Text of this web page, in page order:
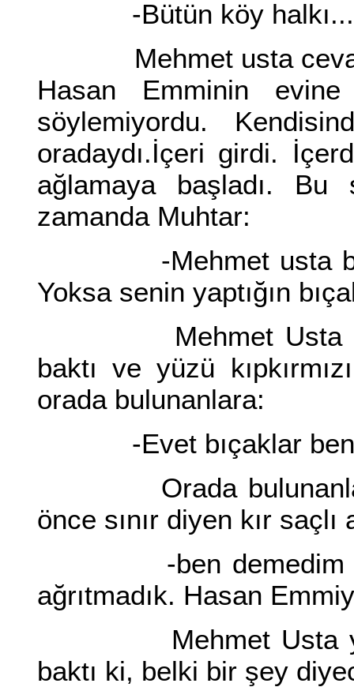
-Bütün köy
Mehmet usta cevap
Hasan Emminin
söylemiyordu.
oradaydı.İçeri girdi.
ağlamaya başladı. Bu
zamanda Muhtar:
-Mehmet usta bak
Yoksa senin yaptığın
Mehmet Usta
baktı ve yüzü
orada bulunanlara:
-Evet bıçaklar benim
Orada
önce sınır diyen kır saçlı
-ben demedim mi?
ağrıtmadık. Hasan
Mehmet Usta
baktı ki, belki bir şey